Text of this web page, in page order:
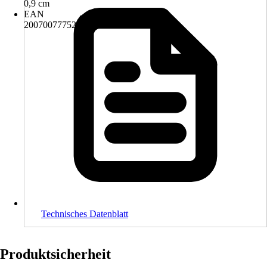
0,9 cm
EAN
2007007775298
Technisches Datenblatt
Produktsicherheit